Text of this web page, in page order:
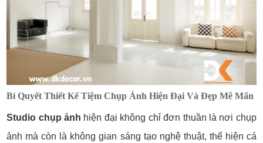
Bí Quyết Thiết Kế Tiệm Chụp Ảnh Hiện Đại Và Đẹp Mê Mẩn
Studio chụp ảnh hiện đại không chỉ đơn thuần là nơi chụp
ảnh mà còn là không gian sáng tạo nghệ thuật, thể hiện cá